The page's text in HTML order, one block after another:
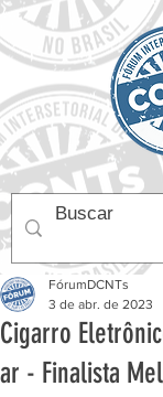
Cigarro
ar - Finalista
FórumDCNTs
3 de abr. de 2023